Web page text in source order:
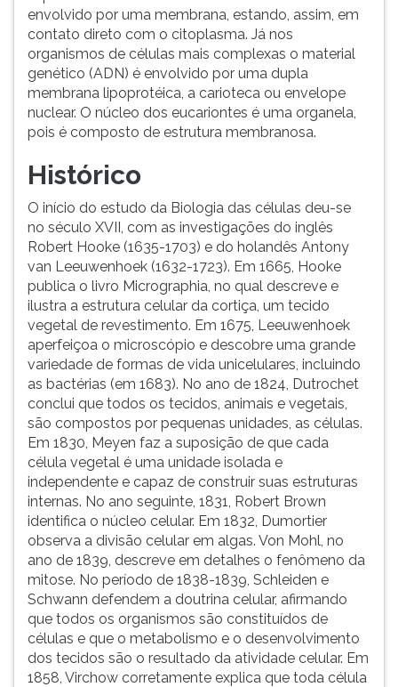
envolvido por uma membrana, estando, assim, em
contato direto com o citoplasma. Já nos
organismos de células mais complexas o material
genético (ADN) é envolvido por uma dupla
membrana lipoprotéica, a carioteca ou envelope
nuclear. O núcleo dos eucariontes é uma organela,
pois é composto de estrutura membranosa.
Histórico
O início do estudo da Biologia das células deu-se
no século XVII, com as investigações do inglês
Robert Hooke (1635-1703) e do holandês Antony
van Leeuwenhoek (1632-1723). Em 1665, Hooke
publica o livro Micrographia, no qual descreve e
ilustra a estrutura celular da cortiça, um tecido
vegetal de revestimento. Em 1675, Leeuwenhoek
aperfeiçoa o microscópio e descobre uma grande
variedade de formas de vida unicelulares, incluindo
as bactérias (em 1683). No ano de 1824, Dutrochet
conclui que todos os tecidos, animais e vegetais,
são compostos por pequenas unidades, as células.
Em 1830, Meyen faz a suposição de que cada
célula vegetal é uma unidade isolada e
independente e capaz de construir suas estruturas
internas. No ano seguinte, 1831, Robert Brown
identifica o núcleo celular. Em 1832, Dumortier
observa a divisão celular em algas. Von Mohl, no
ano de 1839, descreve em detalhes o fenômeno da
mitose. No período de 1838-1839, Schleiden e
Schwann defendem a doutrina celular, afirmando
que todos os organismos são constituídos de
células e que o metabolismo e o desenvolvimento
dos tecidos são o resultado da atividade celular. Em
1858, Virchow corretamente explica que toda célula